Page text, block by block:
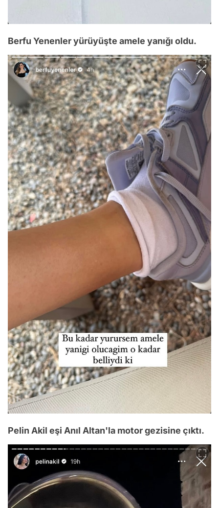
Berfu Yenenler yürüyüşte amele yanığı oldu.
Pelin Akil eşi Anıl Altan'la motor gezisine çıktı.